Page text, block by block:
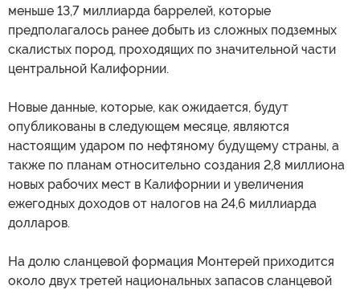
меньше 13,7 миллиарда баррелей, которые
предполагалось ранее добыть из сложных подземных
скалистых пород, проходящих по значительной части
центральной Калифорнии.
Новые данные, которые, как ожидается, будут
опубликованы в следующем месяце, являются
настоящим ударом по нефтяному будущему страны, а
также по планам относительно создания 2,8 миллиона
новых рабочих мест в Калифорнии и увеличения
ежегодных доходов от налогов на 24,6 миллиарда
долларов.
На долю сланцевой формация Монтерей приходится
около двух третей национальных запасов сланцевой